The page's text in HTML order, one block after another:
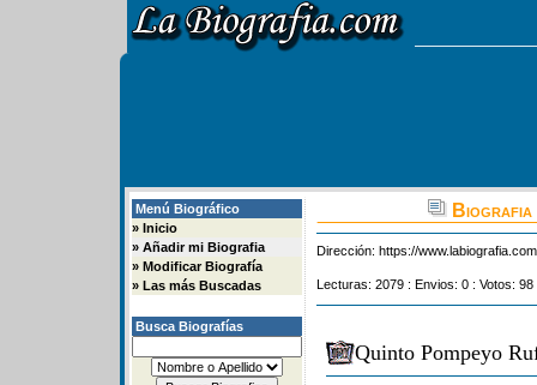
Menú Biográfico
» Inicio
» Añadir mi Biografia
» Modificar Biografía
» Las más Buscadas
Busca Biografías
Biografia
Dirección: https://
Lecturas: 2079 : Envios: 0 : Votos:
Quinto Pompeyo